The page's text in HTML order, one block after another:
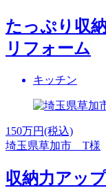
たっぷり収
リフォーム
キッチン
150万円(税込)
埼玉県草加市 T様
収納力アッ